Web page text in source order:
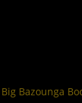
Big Bazounga